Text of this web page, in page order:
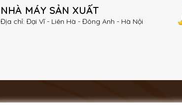
NHÀ MÁY SẢN XUẤT
Địa chỉ: Đại Vĩ - Liên Hà - Đông Anh - Hà Nội